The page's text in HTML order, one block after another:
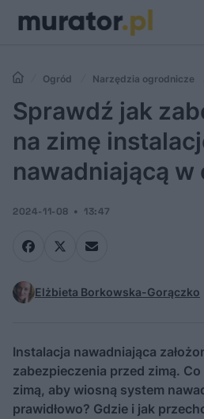
Ogród Narzędzia ogrodnicze
na zimę instalację nawadniającą w
Sprawdź jak
na zimę
nawadniającą w
2024-11-08 13:47
Elżbieta Borkowska-Gorączko
Instalacja nawadniająca
zabezpieczenia przed zimą.
zimą, aby wiosną system
prawidłowo? Gdzie i jak